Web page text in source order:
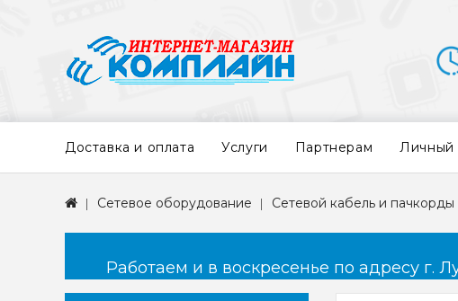
Доставка и оплата Услуги Партнерам Личный
Сетевое оборудование Сетевой кабель и пачкорды
Работаем и в воскресенье по адресу г.